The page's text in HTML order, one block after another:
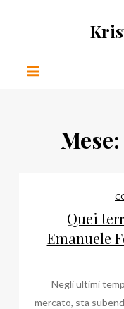
Mese:
Quei
Emanuele
Negli ultimi
mercato, sta